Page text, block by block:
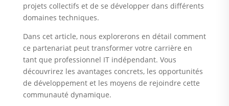
projets collectifs et de se développer dans différents
domaines techniques.
Dans cet article, nous explorerons en détail comment
ce partenariat peut transformer votre carrière en
tant que professionnel IT indépendant. Vous
découvrirez les avantages concrets, les opportunités
de développement et les moyens de rejoindre cette
communauté dynamique.